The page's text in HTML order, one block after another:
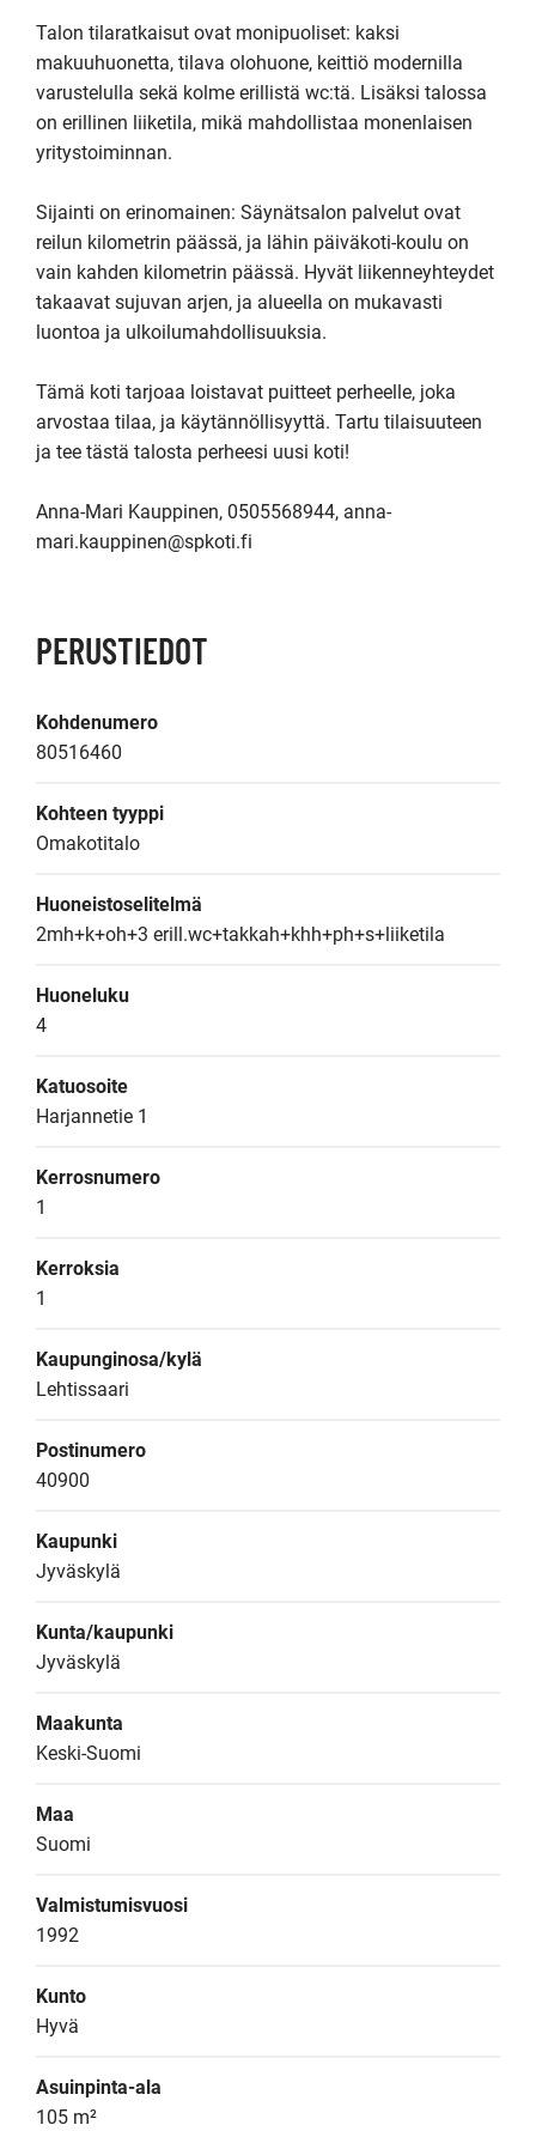
Talon tilaratkaisut ovat monipuoliset: kaksi
makuuhuonetta, tilava olohuone, keittiö modernilla
varustelulla sekä kolme erillistä wc:tä. Lisäksi talossa
on erillinen liiketila, mikä mahdollistaa monenlaisen
yritystoiminnan.
Sijainti on erinomainen: Säynätsalon palvelut ovat
reilun kilometrin päässä, ja lähin päiväkoti-koulu on
vain kahden kilometrin päässä. Hyvät liikenneyhteydet
takaavat sujuvan arjen, ja alueella on mukavasti
luontoa ja ulkoilumahdollisuuksia.
Tämä koti tarjoaa loistavat puitteet perheelle, joka
arvostaa tilaa, ja käytännöllisyyttä. Tartu tilaisuuteen
ja tee tästä talosta perheesi uusi koti!
Anna-Mari Kauppinen, 0505568944, anna-
mari.kauppinen@spkoti.fi
PERUSTIEDOT
Kohdenumero
80516460
Kohteen tyyppi
Omakotitalo
Huoneistoselitelmä
2mh+k+oh+3 erill.wc+takkah+khh+ph+s+liiketila
Huoneluku
4
Katuosoite
Harjannetie 1
Kerrosnumero
1
Kerroksia
1
Kaupunginosa/kylä
Lehtissaari
Postinumero
40900
Kaupunki
Jyväskylä
Kunta/kaupunki
Jyväskylä
Maakunta
Keski-Suomi
Maa
Suomi
Valmistumisvuosi
1992
Kunto
Hyvä
Asuinpinta-ala
105 m²